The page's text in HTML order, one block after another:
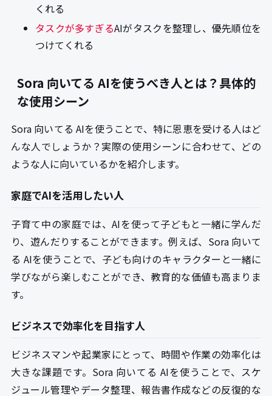
くれる
タスクが多すぎるAIがタスクを整理し、優先順位を
つけてくれる
Sora 向いてる AIを使うべき人とは？具体的
な使用シーン
Sora 向いてる AIを使うことで、特に恩恵を受ける人はど
んな人でしょうか？実際の使用シーンに合わせて、どの
ような人に向いているかを紹介します。
家庭でAIを活用したい人
子育て中の家庭では、AIを使って子どもと一緒に学んだ
り、遊んだりすることができます。例えば、Sora 向いて
る AIを使うことで、子ども向けのキャラクターと一緒に
学びながら楽しむことができ、教育的な価値も高まりま
す。
ビジネスで効率化を目指す人
ビジネスマンや起業家にとって、時間や作業の効率化は
大きな課題です。Sora 向いてる AIを使うことで、スケ
ジュール管理やデータ整理、報告書作成などの反復的な